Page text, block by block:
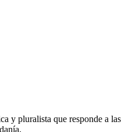
y pluralista que responde a las